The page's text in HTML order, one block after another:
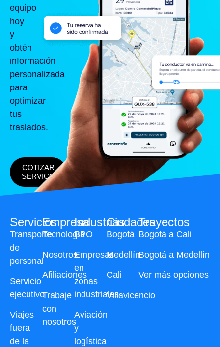
equipo
hoy
y
obtén
información
personalizada
para
optimizar
tus
traslados.
COTIZAR
SERVICO
Servicios
Transporte
de
personal
Servicio
ejecutivo
Viajes
fuera
de la
Industrias
BPO
Empresas
en
zonas
industriales
Aviación
y
logística
Ciudades
Bogotá
Medellín
Cali
Villavicencio
Trayectos
Bogotá a Cali
Bogotá a Medellín
Ver más opciones
Empresa
Tecnología
Nosotros
Afiliaciones
Trabaje
con
nosotros